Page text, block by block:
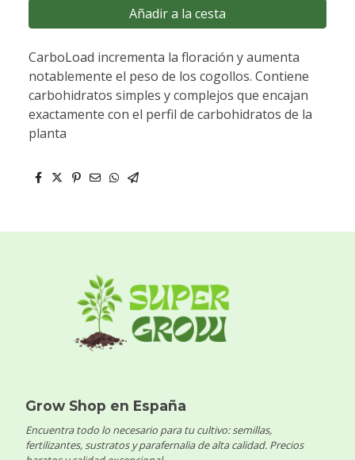
Añadir a la cesta
CarboLoad incrementa la floración y aumenta
notablemente el peso de los cogollos. Contiene
carbohidratos simples y complejos que encajan
exactamente con el perfil de carbohidratos de la
planta
Grow Shop en España
Encuentra todo lo necesario para tu cultivo: semillas,
fertilizantes, sustratos y parafernalia de alta calidad. Precios